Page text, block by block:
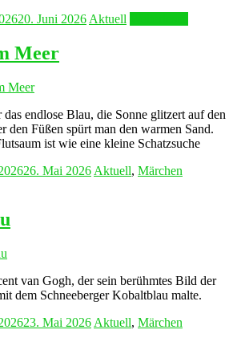
20. Juni 2026 Aktuell
Meer
endlose Blau, die Sonne glitzert auf den
den Füßen spürt man den warmen Sand.
ist wie eine kleine Schatzsuche
26. Mai 2026 Aktuell, Märchen
van Gogh, der sein berühmtes Bild der
dem Schneeberger Kobaltblau malte.
23. Mai 2026 Aktuell, Märchen